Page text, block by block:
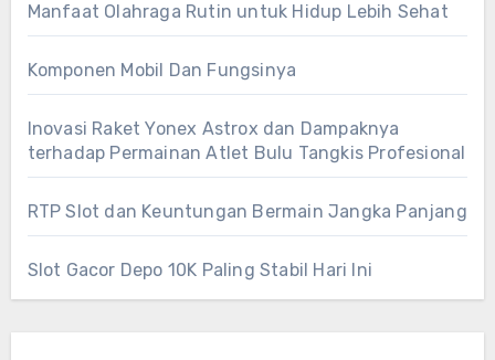
Manfaat Olahraga Rutin untuk Hidup Lebih Sehat
Komponen Mobil Dan Fungsinya
Inovasi Raket Yonex Astrox dan Dampaknya
terhadap Permainan Atlet Bulu Tangkis Profesional
RTP Slot dan Keuntungan Bermain Jangka Panjang
Slot Gacor Depo 10K Paling Stabil Hari Ini